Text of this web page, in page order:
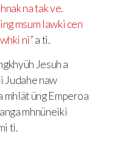
na tak ve.
msum lawki cen
ni”a ti.
Jesuh a
Judahe naw
mhlät üng Emperoa
mhnüneiki
ti.